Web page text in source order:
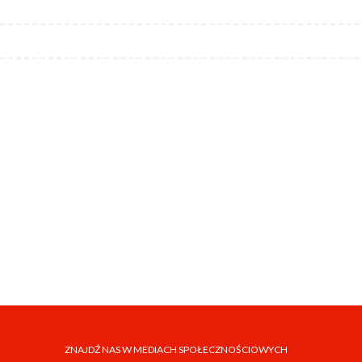
ZNAJDŹ NAS W MEDIACH SPOŁECZNOŚCIOWYCH